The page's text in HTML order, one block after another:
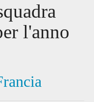
l'anno